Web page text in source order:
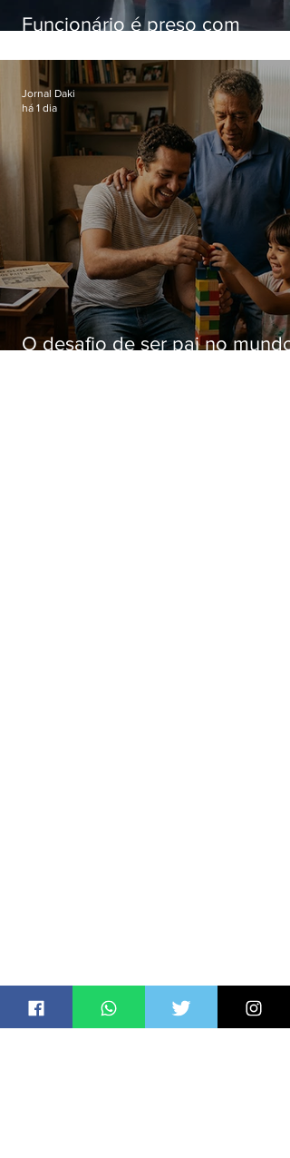
Funcionário é preso com
Hospital do Andaraí
O desafio de ser pai no mundo
Jornal Daki
há 1 dia